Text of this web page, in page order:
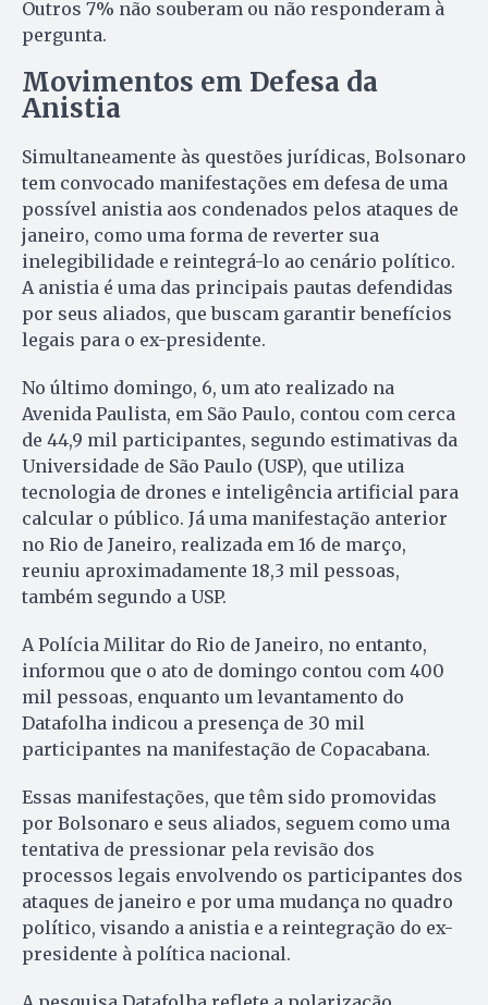
Outros 7% não souberam ou não responderam à
pergunta.
Movimentos em Defesa da
Anistia
Simultaneamente às questões jurídicas, Bolsonaro
tem convocado manifestações em defesa de uma
possível anistia aos condenados pelos ataques de
janeiro, como uma forma de reverter sua
inelegibilidade e reintegrá-lo ao cenário político.
A anistia é uma das principais pautas defendidas
por seus aliados, que buscam garantir benefícios
legais para o ex-presidente.
No último domingo, 6, um ato realizado na
Avenida Paulista, em São Paulo, contou com cerca
de 44,9 mil participantes, segundo estimativas da
Universidade de São Paulo (USP), que utiliza
tecnologia de drones e inteligência artificial para
calcular o público. Já uma manifestação anterior
no Rio de Janeiro, realizada em 16 de março,
reuniu aproximadamente 18,3 mil pessoas,
também segundo a USP.
A Polícia Militar do Rio de Janeiro, no entanto,
informou que o ato de domingo contou com 400
mil pessoas, enquanto um levantamento do
Datafolha indicou a presença de 30 mil
participantes na manifestação de Copacabana.
Essas manifestações, que têm sido promovidas
por Bolsonaro e seus aliados, seguem como uma
tentativa de pressionar pela revisão dos
processos legais envolvendo os participantes dos
ataques de janeiro e por uma mudança no quadro
político, visando a anistia e a reintegração do ex-
presidente à política nacional.